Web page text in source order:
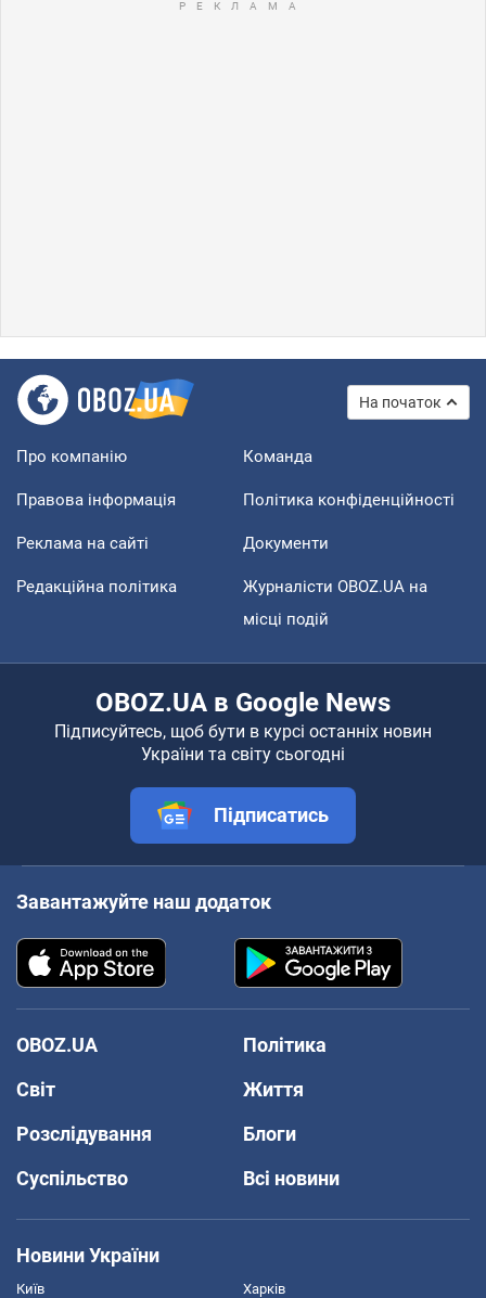
На початок
Про компанію Команда
Правова інформація Політика конфіденційності
Реклама на сайті Документи
Редакційна політика
Журналісти OBOZ.UA на
місці подій
OBOZ.UA в Google News
Підписуйтесь, щоб бути в курсі останніх новин
України та світу сьогодні
Підписатись
Завантажуйте наш додаток
OBOZ.UA
Політика
Світ
Життя
Розслідування
Блоги
Суспільство
Всі новини
Новини України
Київ Харків